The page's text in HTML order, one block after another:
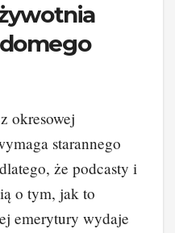
okresowej
starannego
że podcasty i
o tym, jak to
emerytury wydaje